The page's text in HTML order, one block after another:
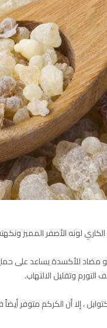
لونه الأصفر المميز
للأكسدة يساعد على حماية
وتقليل الالتهاب.
، إلا أن الكركم